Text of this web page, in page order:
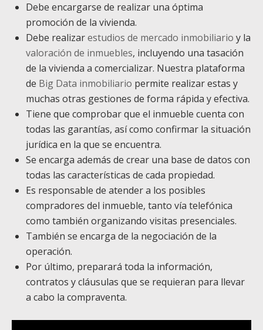
Debe encargarse de realizar una óptima
promoción de la vivienda.
Debe realizarestudios de mercado inmobiliario y la
valoración de inmuebles, incluyendo una tasación
de la vivienda a comercializar. Nuestra plataforma
de Big Data inmobiliario permite realizar estas y
muchas otras gestiones de forma rápida y efectiva.
Tiene que comprobar que el inmueble cuenta con
todas las garantías, así como confirmar la situación
jurídica en la que se encuentra.
Se encarga además de crear una base de datos con
todas las características de cada propiedad.
Es responsable de atender a los posibles
compradores del inmueble, tanto vía telefónica
como también organizando visitas presenciales.
También se encarga de la negociación de la
operación.
Por último, preparará toda la información,
contratos y cláusulas que se requieran para llevar
a cabo la compraventa.